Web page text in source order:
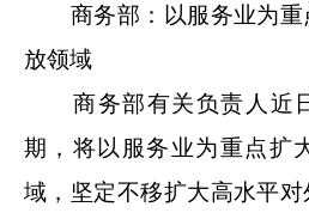
商务部：以服务业为重
放领域
商务部有关负责人近日
期，将以服务业为重点扩
域，坚定不移扩大高水平